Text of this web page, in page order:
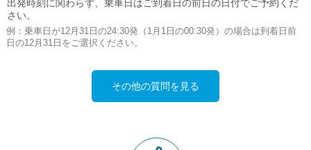
出発時刻に関わらず、乗車日はご到着日の前日の日付でご予約くだ
さい。
例：乗車日が12月31日の24:30発（1月1日の00:30発）の場合は到着日前
日の12月31日をご選択ください。
その他の質問を見る